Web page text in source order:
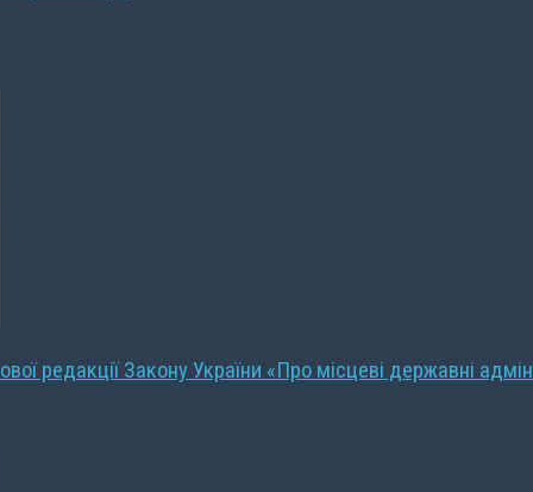
редакції Закону України «Про місцеві державні